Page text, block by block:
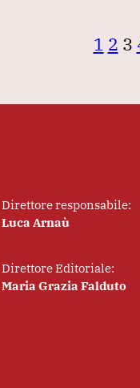
1 2 3
Direttore responsabile:
Luca Arnaù
Direttore Editoriale:
Maria Grazia Falduto